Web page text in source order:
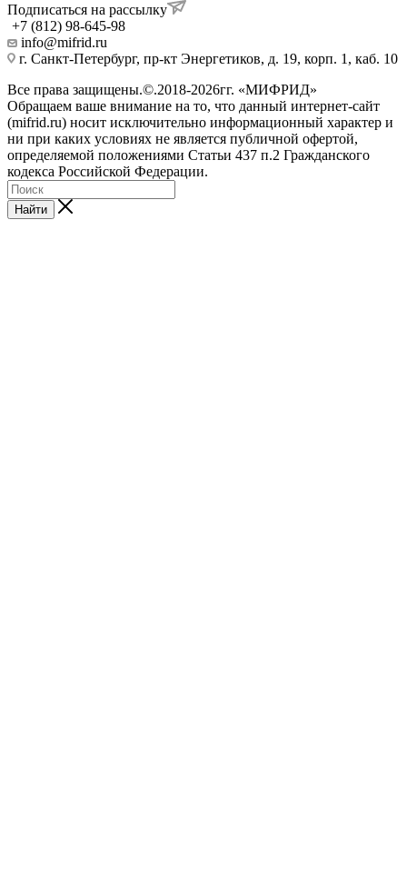
Подписаться на рассылку
+7 (812) 98-645-98
info@mifrid.ru
г. Санкт-Петербург, пр-кт Энергетиков, д. 19, корп. 1, каб. 10
Все права защищены.©.2018-2026гг. «МИФРИД»
Обращаем ваше внимание на то, что данный интернет-сайт
(mifrid.ru) носит исключительно информационный характер и
ни при каких условиях не является публичной офертой,
определяемой положениями Статьи 437 п.2 Гражданского
кодекса Российской Федерации.
Найти